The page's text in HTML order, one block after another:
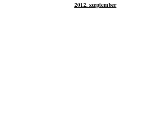
2012. szeptember